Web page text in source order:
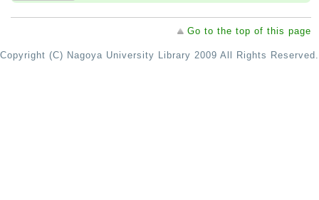
Go to the top of this page
Copyright (C) Nagoya University Library 2009 All Rights Reserved.